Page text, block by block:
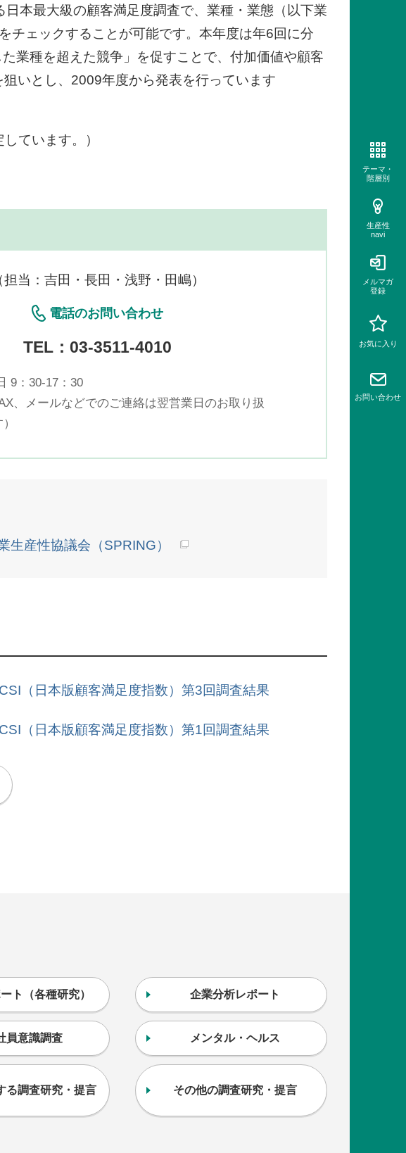
本最大級の顧客満足度調査で、業種・業態（以下業
チェックすることが可能です。本年度は年6回に分
業種を超えた競争」を促すことで、付加価値や顧客
いとし、2009年度から発表を行っています
ています。）
当：吉田・長田・浅野・田嶋）
電話のお問い合わせ
TEL： 03-3511-4010
9：30-17：30
、メールなどでのご連絡は翌営業日のお取り扱
生産性協議会（SPRING）
（日本版顧客満足度指数）第3回調査結果
（日本版顧客満足度指数）第1回調査結果
ト（各種研究） 企業分析レポート
員意識調査 メンタル・ヘルス
る調査研究・提言 その他の調査研究・提言
テーマ・
階層別
生産性
navi
メルマガ
登録
お気に入り
お問い合わせ